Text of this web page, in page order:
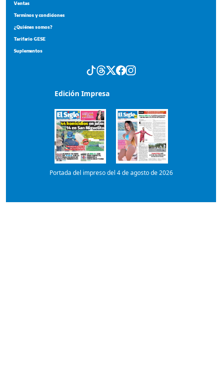
Portada del impreso del 4 de agosto de 2026